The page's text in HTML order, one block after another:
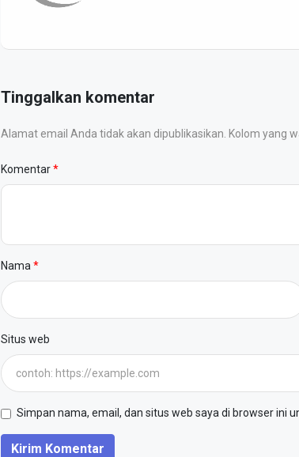
Tinggalkan komentar
Alamat email Anda tidak akan dipublikasikan. Kolom yang
Komentar
Nama
Situs web
Simpan nama, email, dan situs web saya di browser ini
Kirim Komentar